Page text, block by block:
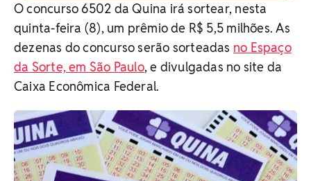
O concurso 6502 da Quina irá sortear, nesta
quinta-feira (8), um prêmio de R$ 5,5 milhões. As
dezenas do concurso serão sorteadas no Espaço
da Sorte, em São Paulo, e divulgadas no site da
Caixa Econômica Federal.